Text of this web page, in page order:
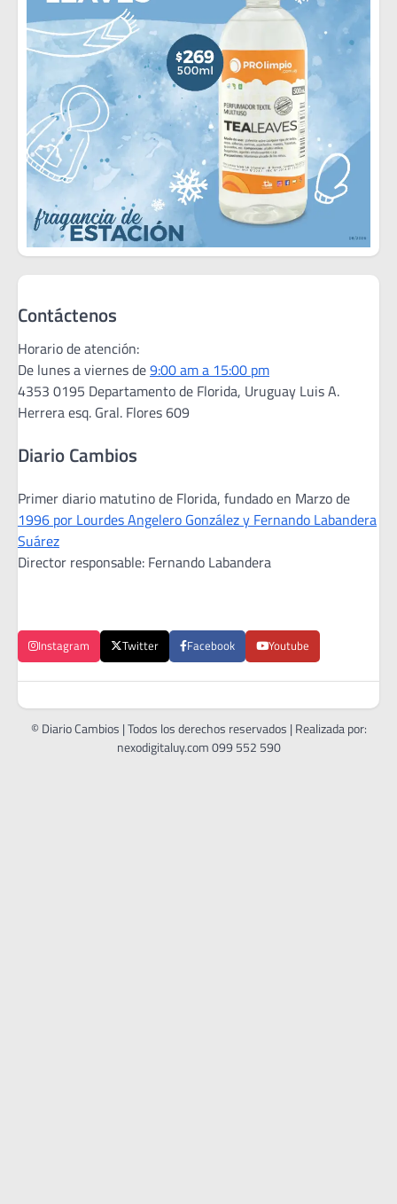
Contáctenos
Horario de atención:
De lunes a viernes de9:00 am a 15:00 pm
4353 0195 Departamento de Florida, Uruguay Luis A.
Herrera esq. Gral. Flores 609
Diario Cambios
Primer diario matutino de Florida, fundado en Marzo de
1996 por Lourdes Angelero González y Fernando Labandera
Suárez
Director responsable: Fernando Labandera
Instagram Twitter Facebook Youtube